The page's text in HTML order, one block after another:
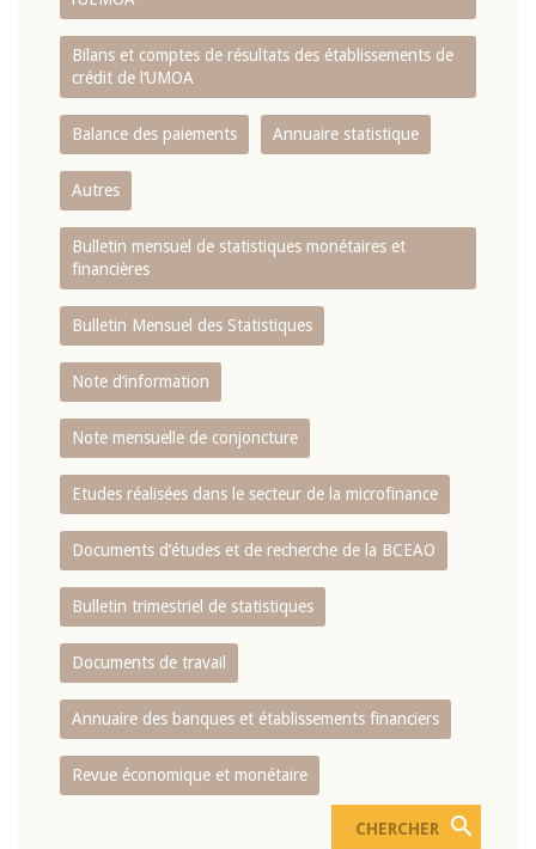
Bilans et comptes de résultats des établissements de
crédit de l‘UMOA
Balance des paiements Annuaire statistique
Autres
Bulletin mensuel de statistiques monétaires et
financières
Bulletin Mensuel des Statistiques
Note d’information
Note mensuelle de conjoncture
Etudes réalisées dans le secteur de la microfinance
Documents d’études et de recherche de la BCEAO
Bulletin trimestriel de statistiques
Documents de travail
Annuaire des banques et établissements financiers
Revue économique et monétaire